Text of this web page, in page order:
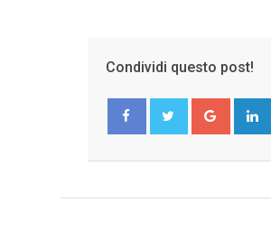
Condividi questo post!
Google+